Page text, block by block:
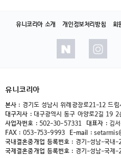
유니코리아 소개 개인정보처리방침 회
유니코리아
본사 : 경기도 성남시 위례광장로21-12 드
대구지사 : 대구광역시 동구 아양로2길 19 2
사업자번호 : 502-30-57331 대표자 : 김
FAX : 053-753-9993 E-mail :
국내결혼중개업 등록번호 : 경기-성남-국내
국제결혼중개업 등록번호 : 경기-성남-국제